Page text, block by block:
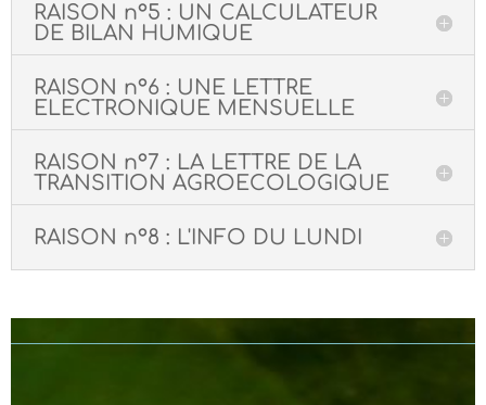
RAISON n°5 : UN CALCULATEUR
DE BILAN HUMIQUE
RAISON n°6 : UNE LETTRE
ELECTRONIQUE MENSUELLE
RAISON n°7 : LA LETTRE DE LA
TRANSITION AGROECOLOGIQUE
RAISON n°8 : L'INFO DU LUNDI